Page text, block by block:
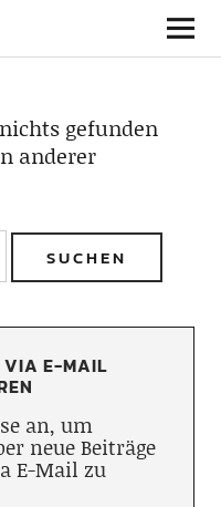
gefunden
anderer
VIA E-MAIL
an, um
neue Beiträge
E-Mail zu